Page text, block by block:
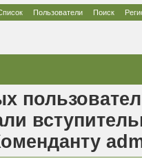
Пользователи Поиск